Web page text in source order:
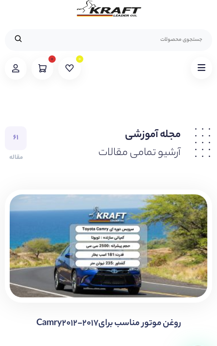
۰ ۰
مجله آموزشی
آرشیو تمامی مقالات
۶۱
مقاله
روغن موتور مناسب برایCamry2012-2017